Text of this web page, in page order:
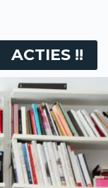
ACTIES !!